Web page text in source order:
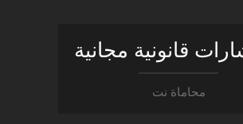
قانونية مجانية
محاماة نت